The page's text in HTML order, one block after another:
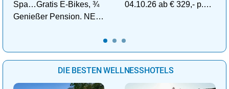
Spa…Gratis E-Bikes, ¾
Genießer Pension. NEU:
04.10.26 ab € 329,- p.P.
DIE BESTEN WELLNESSHOTELS